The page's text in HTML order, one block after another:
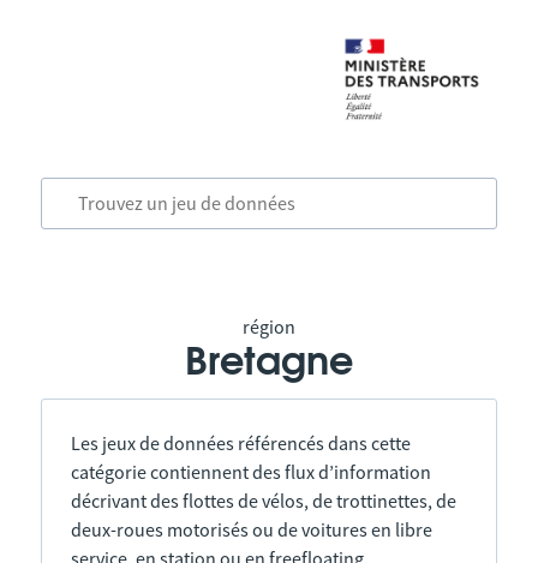
région
Bretagne
Les jeux de données référencés dans cette
catégorie contiennent des flux d’information
décrivant des flottes de vélos, de trottinettes, de
deux-roues motorisés ou de voitures en libre
service, en station ou en freefloating.